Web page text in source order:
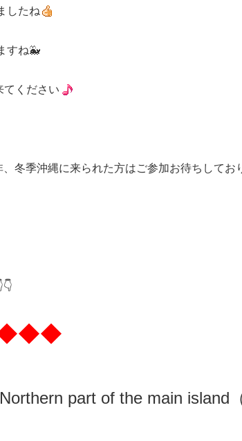
したね
すね🐳
てください
冬季沖縄に来られた方はご参加お待ちしてお
orthern part of the main island